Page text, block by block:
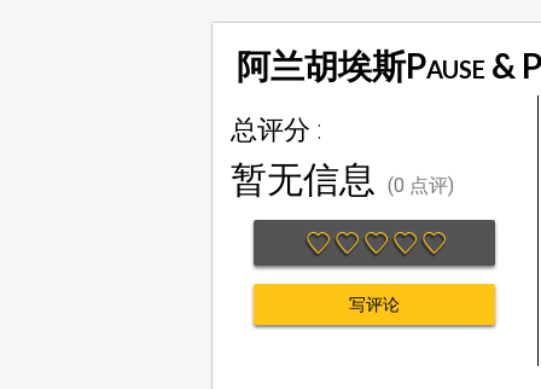
阿兰胡埃斯Pause &
总评分 :
暂无信息 (0 点评)
写评论